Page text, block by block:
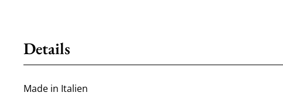
Details
Made in Italien